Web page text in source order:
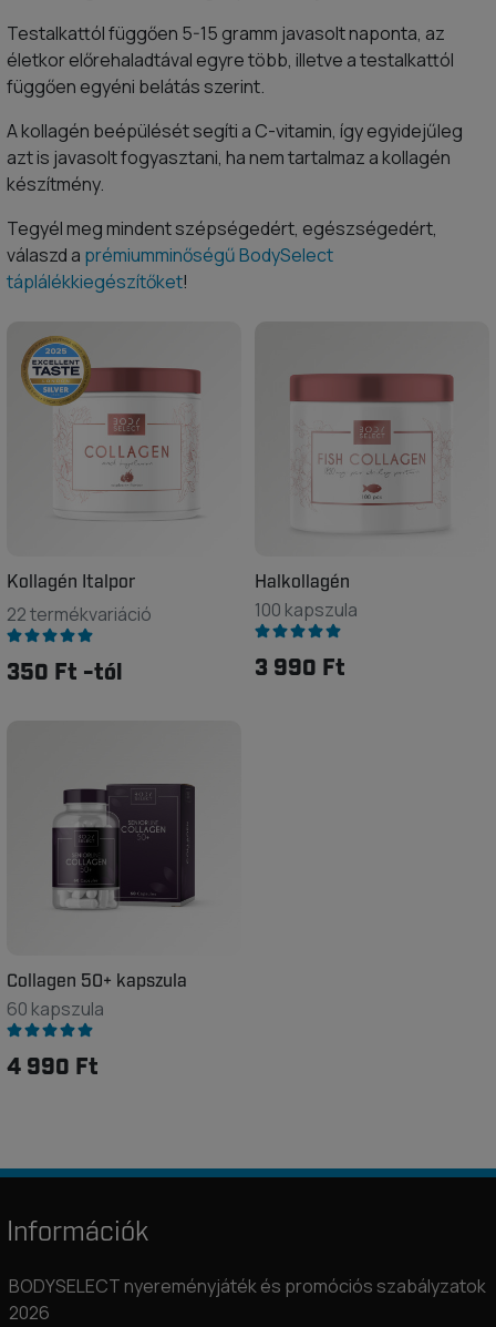
Testalkattól függően 5-15 gramm javasolt naponta, az
életkor előrehaladtával egyre több, illetve a testalkattól
függően egyéni belátás szerint.
A kollagén beépülését segíti a C-vitamin, így egyidejűleg
azt is javasolt fogyasztani, ha nem tartalmaz a kollagén
készítmény.
Tegyél meg mindent szépségedért, egészségedért,
válaszd a prémiumminőségű BodySelect
táplálékkiegészítőket!
Kollagén Italpor
22 termékvariáció
350 Ft -tól
Halkollagén
100 kapszula
3 990 Ft
Collagen 50+ kapszula
60 kapszula
4 990 Ft
Információk
BODYSELECT nyereményjáték és promóciós szabályzatok
2026